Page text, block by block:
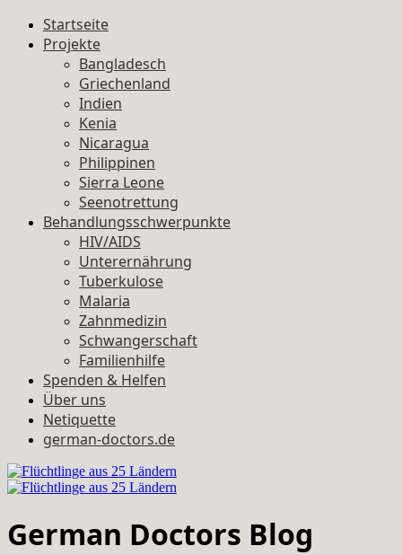
Startseite
Projekte
Bangladesch
Griechenland
Indien
Kenia
Nicaragua
Philippinen
Sierra Leone
Seenotrettung
Behandlungsschwerpunkte
HIV/AIDS
Unterernährung
Tuberkulose
Malaria
Zahnmedizin
Schwangerschaft
Familienhilfe
Spenden & Helfen
Über uns
Netiquette
german-doctors.de
German Doctors Blog